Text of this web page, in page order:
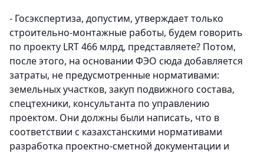
- Госэкспертиза, допустим, утверждает только
строительно-монтажные работы, будем говорить
по проекту LRT 466 млрд, представляете? Потом,
после этого, на основании ФЭО сюда добавляется
затраты, не предусмотренные нормативами:
земельных участков, закуп подвижного состава,
спецтехники, консультанта по управлению
проектом. Они должны были написать, что в
соответствии с казахстанскими нормативами
разработка проектно-сметной документации и